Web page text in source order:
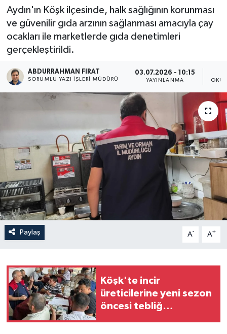
Aydın'ın Köşk ilçesinde, halk sağlığının korunması
ve güvenilir gıda arzının sağlanması amacıyla çay
ocakları ile marketlerde gıda denetimleri
gerçekleştirildi.
ABDURRAHMAN FIRAT
SORUMLU YAZI İŞLERI MÜDÜRÜ
03.07.2026 - 10:15
YAYINLANMA
Paylaş A- A+
Köşk'te incir
üreticilerine yeni sezon
öncesi tebliğ
Haber Arşivi